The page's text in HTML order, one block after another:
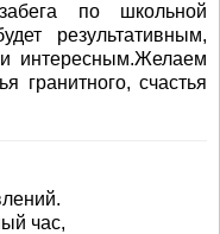
по школьной
результативным,
интересным.Желаем
гранитного, счастья
час,